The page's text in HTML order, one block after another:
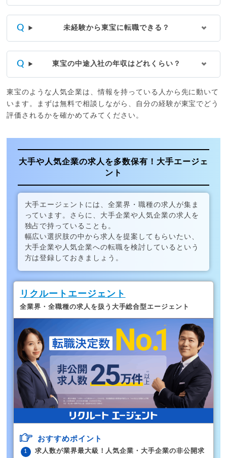
未経験から東宝に転職できる？
東宝の中途入社の年収はどれくらい？
東宝のような人気企業は、情報を持っている人から先に動いて
います。まずは無料で相談しながら、自分の経験が東宝でどう
評価されるかを確かめてみてください。
大手や人気企業の求人を多数保有！大手エージェ
ント
大手エージェントには、全業界・職種の求人が集ま
っています。さらに、大手企業や人気企業の求人を
独占で持っていることも。
幅広い選択肢の中から求人を提案してもらいたい、
大手企業や人気企業への転職を検討しているという
方は登録しておきましょう。
リクルートエージェント
全業界・全職種の求人を扱う大手総合型エージェント
おすすめポイント
求人数が業界最大級！人気企業・大手企業の非公開求